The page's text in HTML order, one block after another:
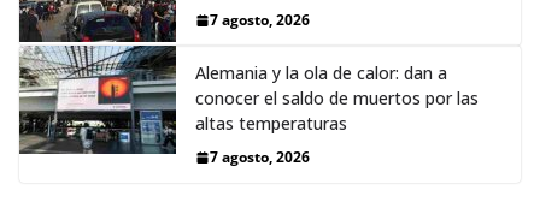
7 agosto, 2026
Alemania y la ola de calor: dan a
conocer el saldo de muertos por las
altas temperaturas
7 agosto, 2026